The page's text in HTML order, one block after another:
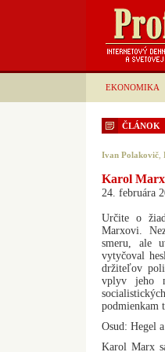
EKONOMIKA
ČLÁNOK
Ivan Polakovič
Karol
24. februára
Určite o
Marxovi.
smeru, ale
vytyčoval
držiteľov
vplyv jeho
podmienkam
Osud: Hegel
Karol Marx